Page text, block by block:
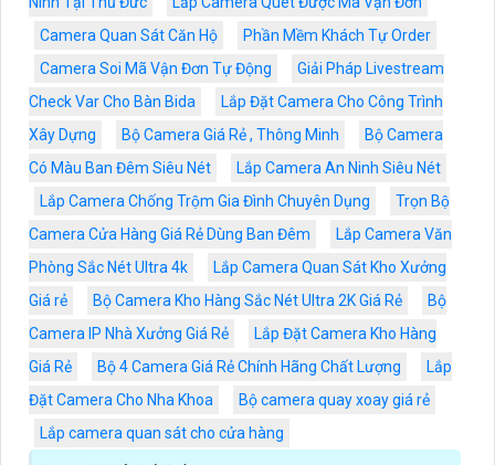
Camera Quan Sát Căn Hộ
Phần Mềm Khách Tự Order
Camera Soi Mã Vận Đơn Tự Động
Giải Pháp Livestream
Check Var Cho Bàn Bida
Lắp Đặt Camera Cho Công Trình
Xây Dựng
Bộ Camera Giá Rẻ , Thông Minh
Bộ Camera
Có Màu Ban Đêm Siêu Nét
Lắp Camera An Ninh Siêu Nét
Lắp Camera Chống Trộm Gia Đình Chuyên Dụng
Trọn Bộ
Camera Cửa Hàng Giá Rẻ Dùng Ban Đêm
Lắp Camera Văn
Phòng Sắc Nét Ultra 4k
Lắp Camera Quan Sát Kho Xưởng
Giá rẻ
Bộ Camera Kho Hàng Sắc Nét Ultra 2K Giá Rẻ
Bộ
Camera IP Nhà Xưởng Giá Rẻ
Lắp Đặt Camera Kho Hàng
Giá Rẻ
Bộ 4 Camera Giá Rẻ Chính Hãng Chất Lượng
Lắp
Đặt Camera Cho Nha Khoa
Bộ camera quay xoay giá rẻ
Lắp camera quan sát cho cửa hàng